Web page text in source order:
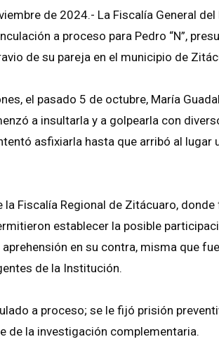
de 2024.- La Fiscalía General
a proceso para Pedro “N”,
de su pareja en el municipio de
el pasado 5 de octubre, María
a insultarla y a golpearla con
asfixiarla hasta que arribó al lugar
Fiscalía Regional de Zitácuaro,
establecer la posible
en su contra, misma que
de la Institución.
a proceso; se le fijó prisión
de la investigación complementaria.